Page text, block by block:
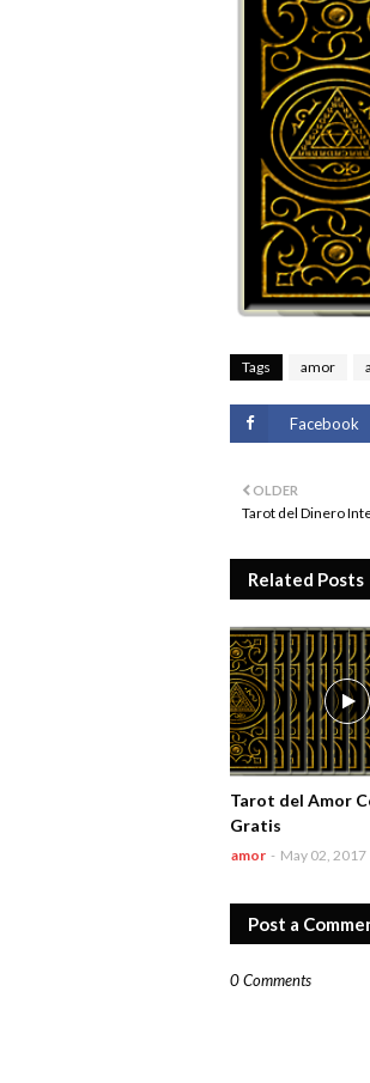
Tags amor
Facebook
OLDER
Tarot del Dinero
Related Posts
Tarot del Amor
Gratis
amor - May 02, 2017
Post a
0 Comments